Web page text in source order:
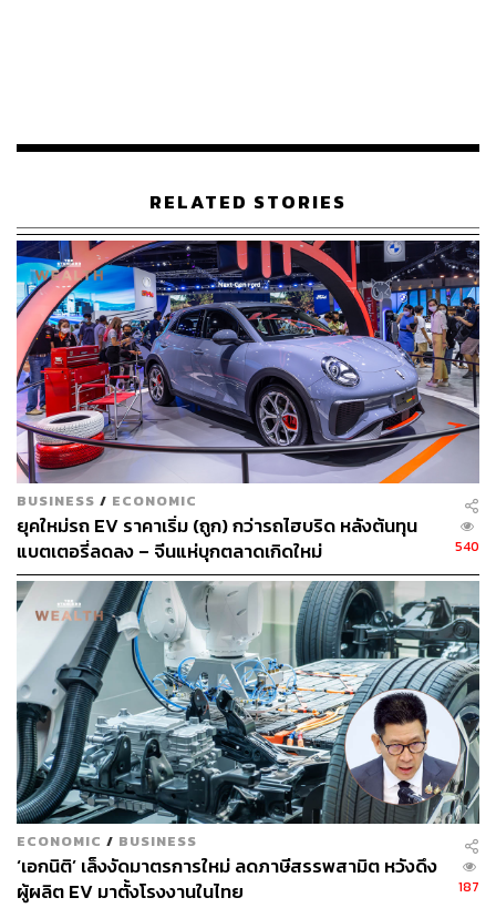
และแม้จะมีการปรับโฉม Model Y ซึ่งเคยถูกคาดหวังว่าจะ
เป็นกุญแจสำคัญในการ ‘พลิกฟื้น’ สถานการณ์ของบริษัท แต่
ก็ช่วยกระตุ้นยอดขายรถยนต์ใหม่ใน Norway ได้เพียงบาง
ส่วนเท่านั้น ซึ่งแตกต่างจากภาพรวมของยุโรป ทำให้นัก
ลงทุนต่างผิดหวังกับผลประกอบการล่าสุด จนหุ้นลดลง 18%
ตั้งแต่ต้นปี
แม้มัสก์เคยให้คำมั่นว่าจะมีการฟื้นตัวครั้งใหญ่ในเดือนที่ผ่าน
มา แต่ก็ยังไม่มีวี่แวว และนักลงทุนยังคงหวังว่ารถยนต์ Tesla
ราคาประหยัดกว่าที่จะออกสู่ตลาดปลายปีนี้ จะช่วยพลิกฟื้น
ยอดขายที่ลดลงได้
SAIC Motor ของจีน กลายเป็นผู้ชนะรายใหญ่ในเดือน
พฤษภาคม โดยยอดขายรถยนต์ไฟฟ้าและรถยนต์ประเภท
อื่นๆ ในยุโรปพุ่งขึ้น 38% ทำให้บริษัทสามารถแซงหน้า Tesla
ที่เคยขายรถได้มากกว่าในภูมิภาคนี้เมื่อปีที่แล้ว
นอกจากปัญหาในตลาดยุโรป Tesla ยังคงเดินหน้าเปิดตัว
บริการ ‘Robotaxis’ ไร้คนขับใน Austin รัฐ Texas ซึ่ง มัสก์
คาดหวังว่าจะขยายบริการไปยังเมืองอื่นๆ อย่างรวดเร็ว และมี
รถแท็กซี่อัตโนมัติถึงหนึ่งล้านคันภายในสิ้นปีนี้
แม้ว่าผลตอบรับเบื้องต้นจะดีเป็นส่วนใหญ่ แต่บริการยังคง
จำกัดอยู่ในรถยนต์ไม่กี่สิบคัน และผู้โดยสารบางรายก็เผยแพร่
วิดีโอแสดงปัญหาที่เกิดขึ้นระหว่างการเดินทาง เช่น รถ
Robotaxi ขับเข้าไปในเลนสวนทาง เป็นต้น
RELATED STORIES
BUSINESS / ECONOMIC
ยุคใหม่รถ EV ราคาเริ่ม (ถูก) กว่ารถไฮบริด หลังต้นทุน
แบตเตอรี่ลดลง – จีนแห่บุกตลาดเกิดใหม่
540
ECONOMIC / BUSINESS
‘เอกนิติ’ เล็งงัดมาตรการใหม่ ลดภาษีสรรพสามิต หวังดึง
ผู้ผลิต EV มาตั้งโรงงานในไทย
187